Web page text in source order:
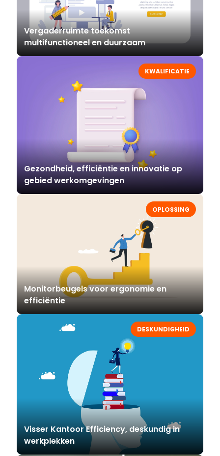
Vergaderruimte toekomst
multifunctioneel en duurzaam
KWALIFICATIE
Gezondheid, efficiëntie en innovatie op
gebied werkomgevingen
OPLOSSING
Monitorbeugels voor ergonomie en
efficiëntie
DESKUNDIGHEID
Visser Kantoor Efficiency, deskundig in
werkplekken